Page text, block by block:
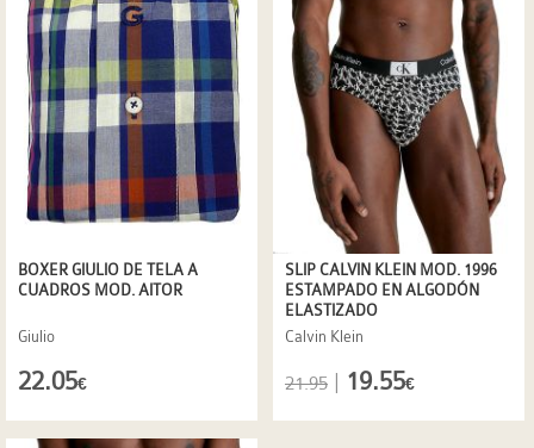
BOXER GIULIO DE TELA A
CUADROS MOD. AITOR
Giulio
22.05€
SLIP CALVIN KLEIN MOD. 1996
ESTAMPADO EN ALGODÓN
ELASTIZADO
Calvin Klein
21.95 19.55€